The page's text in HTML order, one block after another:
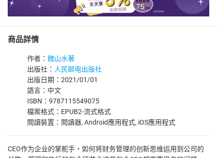
商品詳情
作者： 魏山水著
出版社： 人民邮电出版社
出版日期：2021/01/01
語言：中文
ISBN：9787115549075
檔案格式：EPUB2-流式格式
閱讀裝置：閱讀器, Android應用程式, iOS應用程式
CEO作为企业的掌舵手，如何将财务管理的创新思维运用到公司的